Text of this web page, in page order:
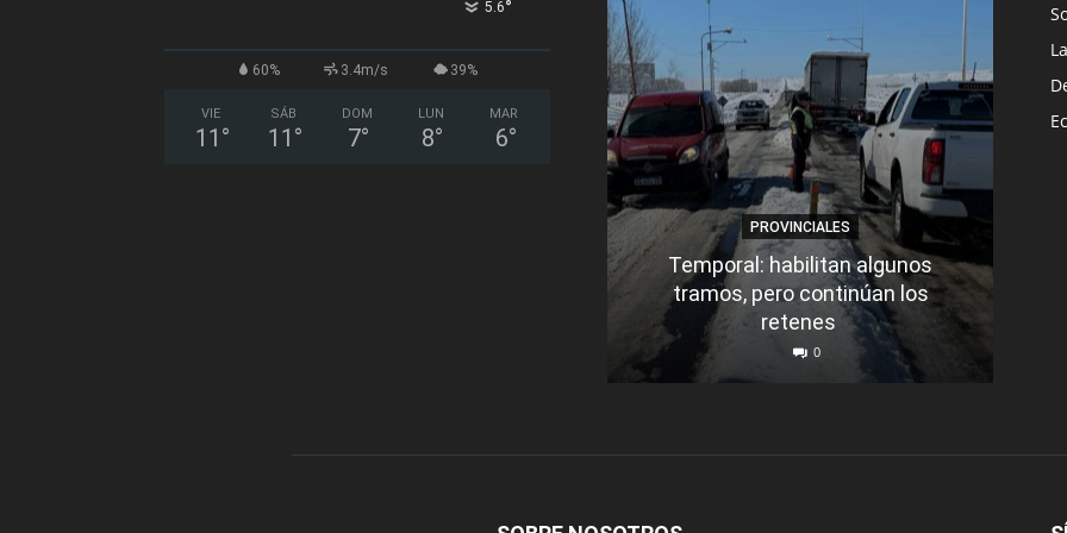
5.6°
60% 3.4m/s 39%
VIE
11 °
SÁB
11 °
DOM
7°
LUN
8°
MAR
6°
PROVINCIALES
Temporal: habilitan algunos
tramos, pero continúan los
retenes
0